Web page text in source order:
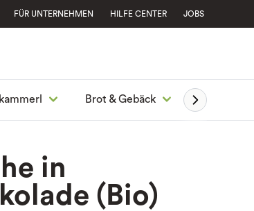
FÜR UNTERNEHMEN HILFE CENTER JOBS
Brot & Gebäck
in
(Bio)